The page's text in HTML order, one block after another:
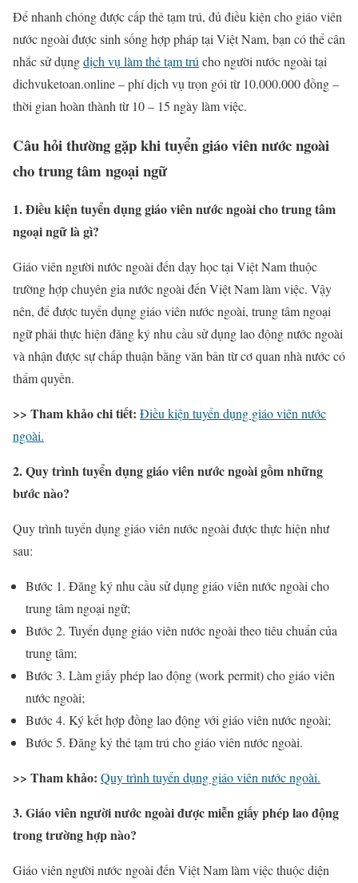
Để nhanh chóng được cấp thẻ tạm trú, đủ điều kiện cho giáo viên
nước ngoài được sinh sống hợp pháp tại Việt Nam, bạn có thể cân
nhắc sử dụngdịch vụ làm thẻ tạm trú cho người nước ngoài tại
dichvuketoan.online – phí dịch vụ trọn gói từ 10.000.000 đồng –
thời gian hoàn thành từ 10 – 15 ngày làm việc.
Câu hỏi thường gặp khi tuyển giáo viên nước ngoài
cho trung tâm ngoại ngữ
1. Điều kiện tuyển dụng giáo viên nước ngoài cho trung tâm
ngoại ngữ là gì?
Giáo viên người nước ngoài đến dạy học tại Việt Nam thuộc
trường hợp chuyên gia nước ngoài đến Việt Nam làm việc. Vậy
nên, để được tuyển dụng giáo viên nước ngoài, trung tâm ngoại
ngữ phải thực hiện đăng ký nhu cầu sử dụng lao động nước ngoài
và nhận được sự chấp thuận bằng văn bản từ cơ quan nhà nước có
thẩm quyền.
>> Tham khảo chi tiết: Điều kiện tuyển dụng giáo viên nước
ngoài.
2. Quy trình tuyển dụng giáo viên nước ngoài gồm những
bước nào?
Quy trình tuyển dụng giáo viên nước ngoài được thực hiện như
sau:
Bước 1. Đăng ký nhu cầu sử dụng giáo viên nước ngoài cho
trung tâm ngoại ngữ;
Bước 2. Tuyển dụng giáo viên nước ngoài theo tiêu chuẩn của
trung tâm;
Bước 3. Làm giấy phép lao động (work permit) cho giáo viên
nước ngoài;
Bước 4. Ký kết hợp đồng lao động với giáo viên nước ngoài;
Bước 5. Đăng ký thẻ tạm trú cho giáo viên nước ngoài.
>> Tham khảo: Quy trình tuyển dụng giáo viên nước ngoài.
3. Giáo viên người nước ngoài được miễn giấy phép lao động
trong trường hợp nào?
Giáo viên người nước ngoài đến Việt Nam làm việc thuộc diện